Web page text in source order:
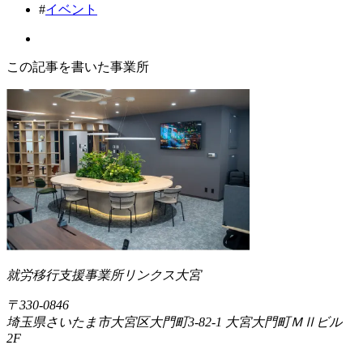
#イベント
この記事を書いた事業所
就労移行支援事業所リンクス大宮
〒330-0846
埼玉県さいたま市大宮区大門町3-82-1 大宮大門町ＭⅡビル
2F